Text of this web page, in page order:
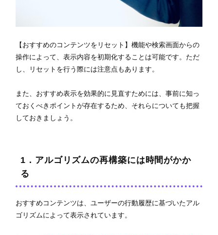
【おすすめのコンテンツをリセット】機能や検索画面からの
操作によって、表示内容を初期化することは可能です。ただ
し、リセットを行う際には注意点もあります。
また、おすすめ表示を効果的に見直すためには、事前に知っ
ておくべきポイントが存在するため、それらについても把握
しておきましょう。
1．アルゴリズムの再構築には時間がかか
る
おすすめコンテンツは、ユーザーの行動履歴に基づいたアル
ゴリズムによって表示されています。